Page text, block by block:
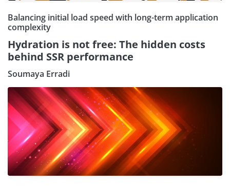
Balancing initial load speed with long-term application
complexity
Hydration is not free: The hidden costs
behind SSR performance
Soumaya Erradi